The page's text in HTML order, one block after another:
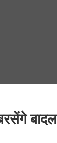
बादल